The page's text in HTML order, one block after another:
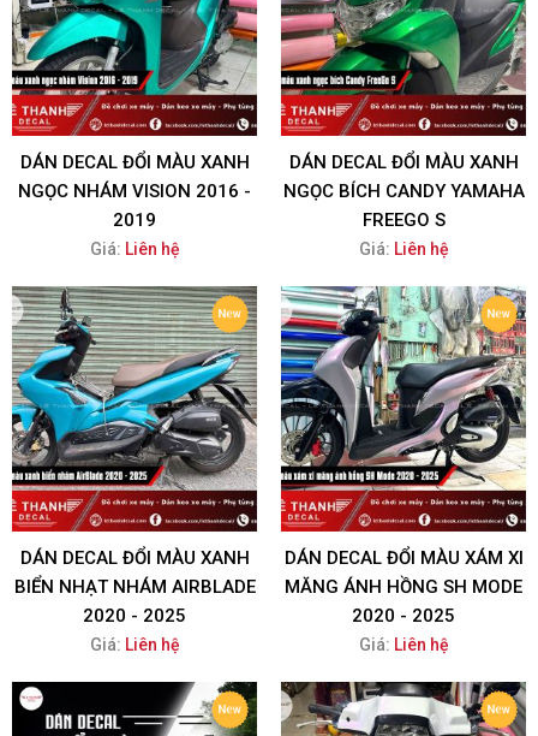
DÁN DECAL ĐỔI MÀU XANH
NGỌC NHÁM VISION 2016 -
2019
Giá: Liên hệ
DÁN DECAL ĐỔI MÀU XANH
NGỌC BÍCH CANDY YAMAHA
FREEGO S
Giá: Liên hệ
DÁN DECAL ĐỔI MÀU XANH
BIỂN NHẠT NHÁM AIRBLADE
2020 - 2025
Giá: Liên hệ
DÁN DECAL ĐỔI MÀU XÁM XI
MĂNG ÁNH HỒNG SH MODE
2020 - 2025
Giá: Liên hệ